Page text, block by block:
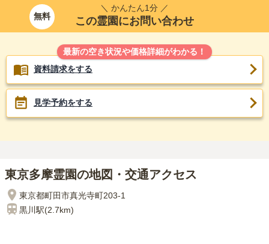
無料
＼ かんたん1分 ／
この霊園にお問い合わせ
最新の空き状況や価格詳細がわかる！
資料請求をする
見学予約をする
東京多摩霊園の地図・交通アクセス
東京都町田市真光寺町203-1
黒川 駅(2.7km)